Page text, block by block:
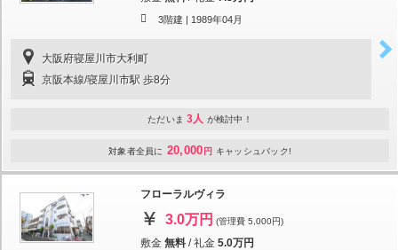
3階建 | 1989年04月
大阪府寝屋川市大利町
京阪本線/寝屋川市駅 歩8分
ただいま 3人 が検討中！
対象者全員に 20,000 円 キャッシュバック!
フローラルヴィラ
3.0万円 (管理費 5,000円)
敷金 無料 /礼金 5.0万円